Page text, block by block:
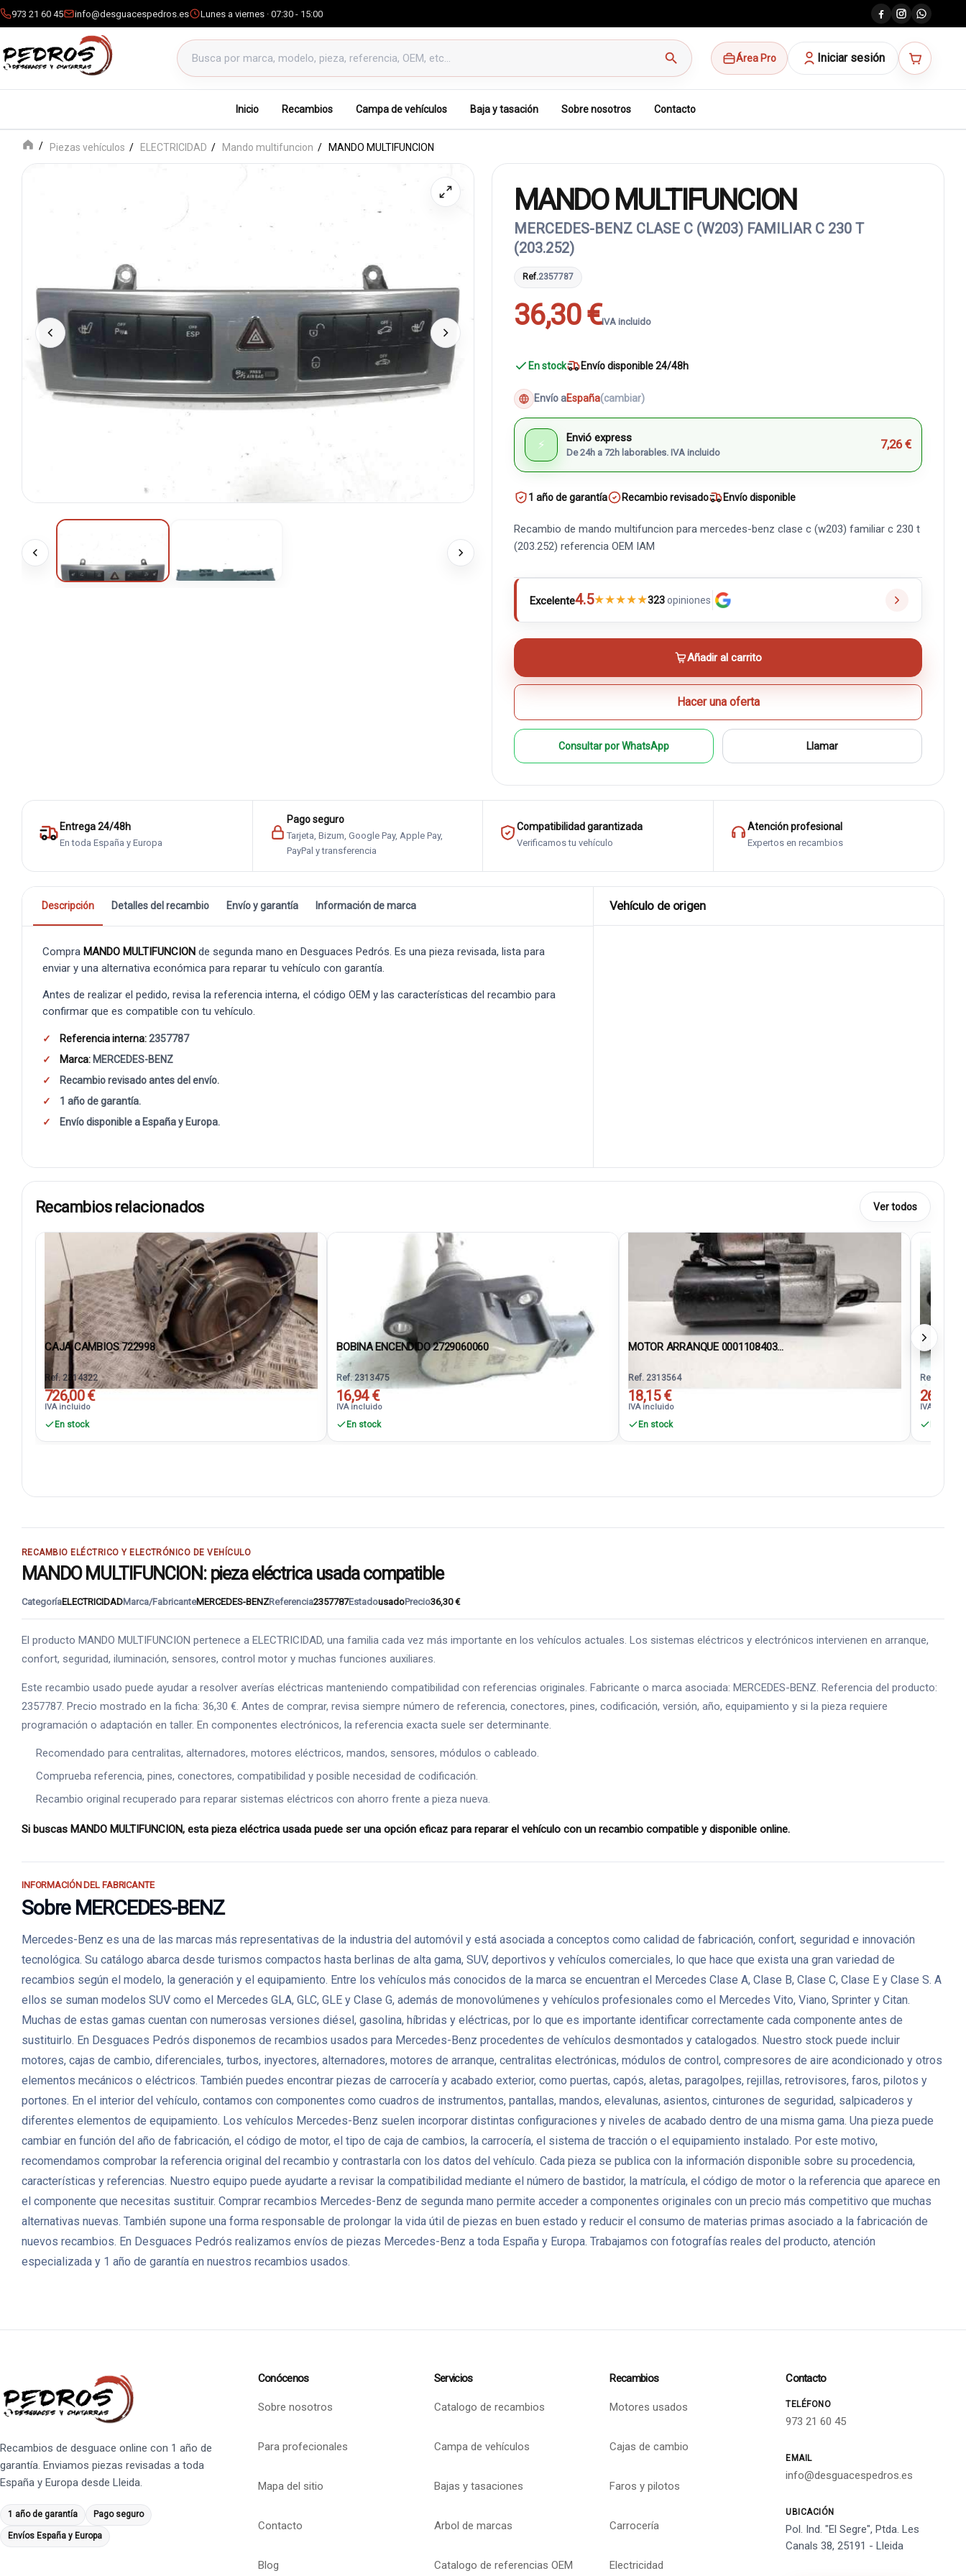
973 21 60 45 info@desguacespedros.es Lunes a viernes · 07:30 - 15:00
Buscar productos
search Área Pro Iniciar sesión
Inicio Recambios Campa de vehículos Baja y tasación Sobre nosotros Contacto
Piezas vehículos ELECTRICIDAD Mando multifuncion MANDO MULTIFUNCION
MANDO MULTIFUNCION
MERCEDES-BENZ CLASE C (W203) FAMILIAR C 230 T
(203.252)
Ref.2357787
36,30 €IVA incluido
En stock Envío disponible 24/48h
Envío aEspaña(cambiar)
⚡ Envió express
De 24h a 72h laborables. IVA incluido
7,26 €
1 año de garantía Recambio revisado Envío disponible
Recambio de mando multifuncion para mercedes-benz clase c (w203) familiar c 230 t
(203.252) referencia OEM IAM
Excelente4.5★★★★★323opiniones
Añadir al carrito
Hacer una oferta
Consultar por WhatsApp Llamar
Entrega 24/48h
En toda España y Europa
Pago seguro
Tarjeta, Bizum, Google Pay, Apple Pay,
PayPal y transferencia
Compatibilidad garantizada
Verificamos tu vehículo
Atención profesional
Expertos en recambios
Descripción Detalles del recambio Envío y garantía Información de marca
Compra MANDO MULTIFUNCION de segunda mano en Desguaces Pedrós. Es una pieza revisada, lista para
enviar y una alternativa económica para reparar tu vehículo con garantía.
Antes de realizar el pedido, revisa la referencia interna, el código OEM y las características del recambio para
confirmar que es compatible con tu vehículo.
Referencia interna:2357787
Marca: MERCEDES-BENZ
Recambio revisado antes del envío.
1 año de garantía.
Envío disponible a España y Europa.
Vehículo de origen
Recambios relacionados Ver todos
CAJA CAMBIOS 722998
Ref. 2314322
726,00 €
IVA incluido
En stock
BOBINA ENCENDIDO 2729060060
Ref. 2313475
16,94 €
IVA incluido
En stock
MOTOR ARRANQUE 0001108403...
Ref. 2313564
18,15 €
IVA incluido
En stock
BOBINA
Ref.
26,62 €
IVA incluido
RECAMBIO ELÉCTRICO Y ELECTRÓNICO DE VEHÍCULO
MANDO MULTIFUNCION: pieza eléctrica usada compatible
CategoríaELECTRICIDADMarca/FabricanteMERCEDES-BENZReferencia2357787EstadousadoPrecio36,30 €
El producto MANDO MULTIFUNCION pertenece a ELECTRICIDAD, una familia cada vez más importante en los vehículos actuales. Los sistemas eléctricos y electrónicos intervienen en arranque,
confort, seguridad, iluminación, sensores, control motor y muchas funciones auxiliares.
Este recambio usado puede ayudar a resolver averías eléctricas manteniendo compatibilidad con referencias originales. Fabricante o marca asociada: MERCEDES-BENZ. Referencia del producto:
2357787. Precio mostrado en la ficha: 36,30 €. Antes de comprar, revisa siempre número de referencia, conectores, pines, codificación, versión, año, equipamiento y si la pieza requiere
programación o adaptación en taller. En componentes electrónicos, la referencia exacta suele ser determinante.
Recomendado para centralitas, alternadores, motores eléctricos, mandos, sensores, módulos o cableado.
Comprueba referencia, pines, conectores, compatibilidad y posible necesidad de codificación.
Recambio original recuperado para reparar sistemas eléctricos con ahorro frente a pieza nueva.
Si buscas MANDO MULTIFUNCION, esta pieza eléctrica usada puede ser una opción eficaz para reparar el vehículo con un recambio compatible y disponible online.
INFORMACIÓN DEL FABRICANTE
Sobre MERCEDES-BENZ
Mercedes-Benz es una de las marcas más representativas de la industria del automóvil y está asociada a conceptos como calidad de fabricación, confort, seguridad e innovación
tecnológica. Su catálogo abarca desde turismos compactos hasta berlinas de alta gama, SUV, deportivos y vehículos comerciales, lo que hace que exista una gran variedad de
recambios según el modelo, la generación y el equipamiento. Entre los vehículos más conocidos de la marca se encuentran el Mercedes Clase A, Clase B, Clase C, Clase E y Clase S. A
ellos se suman modelos SUV como el Mercedes GLA, GLC, GLE y Clase G, además de monovolúmenes y vehículos profesionales como el Mercedes Vito, Viano, Sprinter y Citan.
Muchas de estas gamas cuentan con numerosas versiones diésel, gasolina, híbridas y eléctricas, por lo que es importante identificar correctamente cada componente antes de
sustituirlo. En Desguaces Pedrós disponemos de recambios usados para Mercedes-Benz procedentes de vehículos desmontados y catalogados. Nuestro stock puede incluir
motores, cajas de cambio, diferenciales, turbos, inyectores, alternadores, motores de arranque, centralitas electrónicas, módulos de control, compresores de aire acondicionado y otros
elementos mecánicos o eléctricos. También puedes encontrar piezas de carrocería y acabado exterior, como puertas, capós, aletas, paragolpes, rejillas, retrovisores, faros, pilotos y
portones. En el interior del vehículo, contamos con componentes como cuadros de instrumentos, pantallas, mandos, elevalunas, asientos, cinturones de seguridad, salpicaderos y
diferentes elementos de equipamiento. Los vehículos Mercedes-Benz suelen incorporar distintas configuraciones y niveles de acabado dentro de una misma gama. Una pieza puede
cambiar en función del año de fabricación, el código de motor, el tipo de caja de cambios, la carrocería, el sistema de tracción o el equipamiento instalado. Por este motivo,
recomendamos comprobar la referencia original del recambio y contrastarla con los datos del vehículo. Cada pieza se publica con la información disponible sobre su procedencia,
características y referencias. Nuestro equipo puede ayudarte a revisar la compatibilidad mediante el número de bastidor, la matrícula, el código de motor o la referencia que aparece en
el componente que necesitas sustituir. Comprar recambios Mercedes-Benz de segunda mano permite acceder a componentes originales con un precio más competitivo que muchas
alternativas nuevas. También supone una forma responsable de prolongar la vida útil de piezas en buen estado y reducir el consumo de materias primas asociado a la fabricación de
nuevos recambios. En Desguaces Pedrós realizamos envíos de piezas Mercedes-Benz a toda España y Europa. Trabajamos con fotografías reales del producto, atención
especializada y 1 año de garantía en nuestros recambios usados.
Recambios de desguace online con 1 año de
garantía. Enviamos piezas revisadas a toda
España y Europa desde Lleida.
1 año de garantía Pago seguro
Envíos España y Europa
Conócenos
Sobre nosotros
Para profecionales
Mapa del sitio
Contacto
Blog
Servicios
Catalogo de recambios
Campa de vehículos
Bajas y tasaciones
Arbol de marcas
Catalogo de referencias OEM
Recambios
Motores usados
Cajas de cambio
Faros y pilotos
Carrocería
Electricidad
Contacto
TELÉFONO
973 21 60 45
EMAIL
info@desguacespedros.es
UBICACIÓN
Pol. Ind. "El Segre", Ptda. Les
Canals 38, 25191 - Lleida